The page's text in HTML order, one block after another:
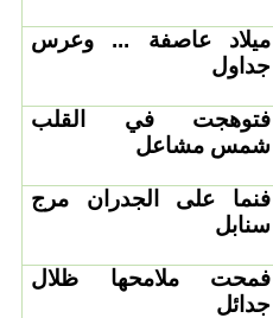
میلاد عاصفة ... وعرس
جداول
فتوهجت في القلب
شمس مشاعل
فنما على الجدران مرج
سنابل
فمحت ملامحها ظلال
جدائل